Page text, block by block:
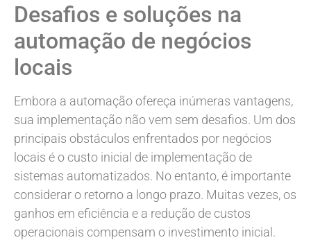
Desafios e soluções na
automação de negócios
locais
Embora a automação ofereça inúmeras vantagens,
sua implementação não vem sem desafios. Um dos
principais obstáculos enfrentados por negócios
locais é o custo inicial de implementação de
sistemas automatizados. No entanto, é importante
considerar o retorno a longo prazo. Muitas vezes, os
ganhos em eficiência e a redução de custos
operacionais compensam o investimento inicial.